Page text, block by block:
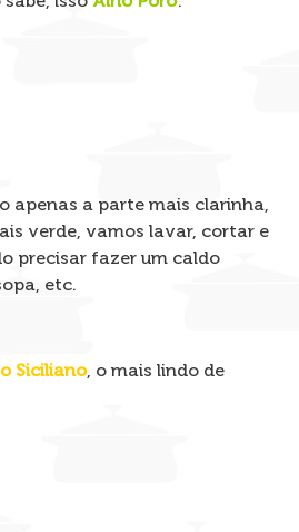
apenas a parte mais clarinha,
verde, vamos lavar, cortar e
precisar fazer um caldo
etc.
Siciliano, o mais lindo de